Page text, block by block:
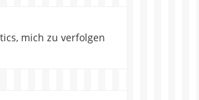
mich zu verfolgen